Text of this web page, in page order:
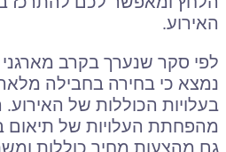
האירוע.
לפי סקר שנערך בקרב מארגני
בעלויות הכוללות של האירוע.
מהפחתת העלויות של תיאום
גם מהצעות מחיר כוללות